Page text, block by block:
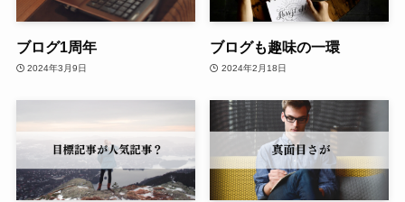
ブログ1周年
2024年3月9日
ブログも趣味の一環
2024年2月18日